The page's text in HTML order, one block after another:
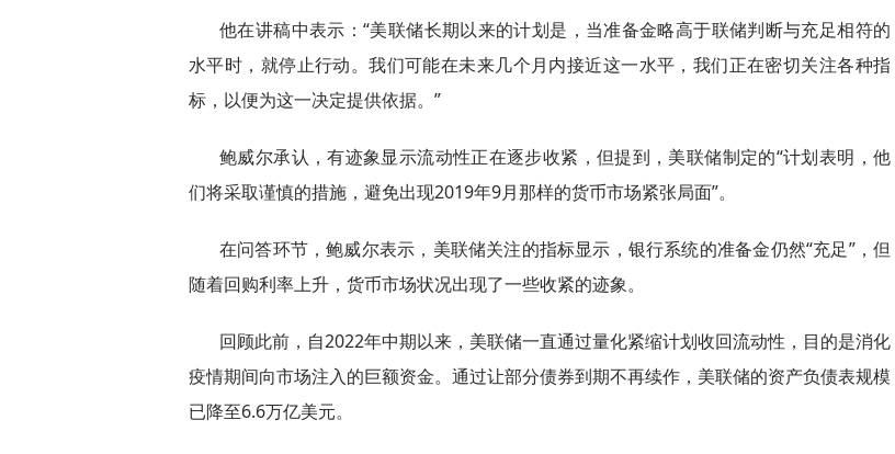
他在讲稿中表示：“美联储长期以来的计划是，当准备金略高于联储判断与充足相符的
水平时，就停止行动。我们可能在未来几个月内接近这一水平，我们正在密切关注各种指
标，以便为这一决定提供依据。”
鲍威尔承认，有迹象显示流动性正在逐步收紧，但提到，美联储制定的“计划表明，他
们将采取谨慎的措施，避免出现2019年9月那样的货币市场紧张局面”。
在问答环节，鲍威尔表示，美联储关注的指标显示，银行系统的准备金仍然“充足”，但
随着回购利率上升，货币市场状况出现了一些收紧的迹象。
回顾此前，自2022年中期以来，美联储一直通过量化紧缩计划收回流动性，目的是消化
疫情期间向市场注入的巨额资金。通过让部分债券到期不再续作，美联储的资产负债表规模
已降至6.6万亿美元。